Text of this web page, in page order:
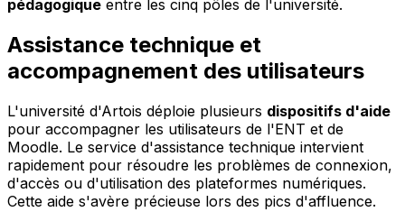
pédagogique entre les cinq pôles de l'université.
Assistance technique et
accompagnement des utilisateurs
L'université d'Artois déploie plusieurs dispositifs d'aide
pour accompagner les utilisateurs de l'ENT et de
Moodle. Le service d'assistance technique intervient
rapidement pour résoudre les problèmes de connexion,
d'accès ou d'utilisation des plateformes numériques.
Cette aide s'avère précieuse lors des pics d'affluence.